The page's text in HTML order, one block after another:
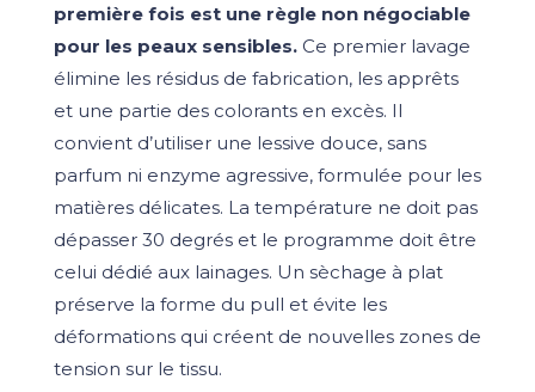
première fois est une règle non négociable
pour les peaux sensibles.Ce premier lavage
élimine les résidus de fabrication, les apprêts
et une partie des colorants en excès. Il
convient d’utiliser une lessive douce, sans
parfum ni enzyme agressive, formulée pour les
matières délicates. La température ne doit pas
dépasser 30 degrés et le programme doit être
celui dédié aux lainages. Un sèchage à plat
préserve la forme du pull et évite les
déformations qui créent de nouvelles zones de
tension sur le tissu.